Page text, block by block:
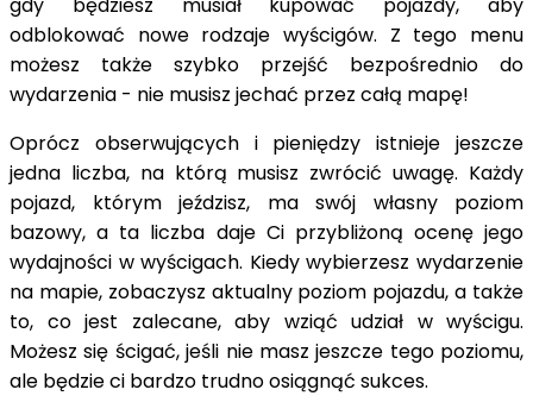
odblokować nowe rodzaje wyścigów. Z tego menu
możesz także szybko przejść bezpośrednio do
wydarzenia - nie musisz jechać przez całą mapę!
Oprócz obserwujących i pieniędzy istnieje jeszcze
jedna liczba, na którą musisz zwrócić uwagę. Każdy
pojazd, którym jeździsz, ma swój własny poziom
bazowy, a ta liczba daje Ci przybliżoną ocenę jego
wydajności w wyścigach. Kiedy wybierzesz wydarzenie
na mapie, zobaczysz aktualny poziom pojazdu, a także
to, co jest zalecane, aby wziąć udział w wyścigu.
Możesz się ścigać, jeśli nie masz jeszcze tego poziomu,
ale będzie ci bardzo trudno osiągnąć sukces.